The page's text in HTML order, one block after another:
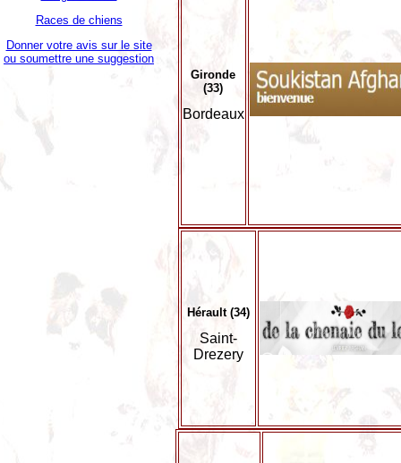
Races de chiens
Donner votre avis sur le site
ou soumettre une suggestion
Gironde
(33)
Bordeaux
Hérault (34)
Saint-
Drezery